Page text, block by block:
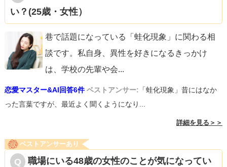
い？(25歳・女性）
巷で話題になっている「蛙化現象」に関わる相
談です。私自身、異性を好きになるきっかけ
は、学校の先輩や会...
恋愛マスター&AI回答6件 ベストアンサー: 「蛙化現象」昔にはなか
った言葉ですが、最近よく聞くようになり...
詳細を見る＞＞
ベストアンサーあり
職場にいる48歳の女性のことが気になってい